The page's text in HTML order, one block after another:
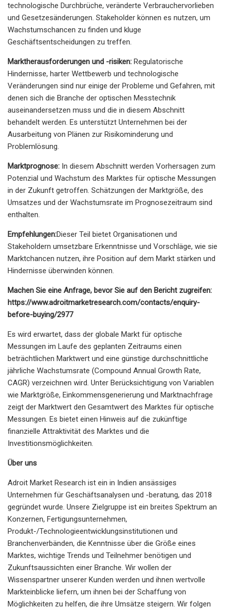
technologische Durchbrüche, veränderte Verbrauchervorlieben
und Gesetzesänderungen. Stakeholder können es nutzen, um
Wachstumschancen zu finden und kluge
Geschäftsentscheidungen zu treffen.
Marktherausforderungen und -risiken: Regulatorische
Hindernisse, harter Wettbewerb und technologische
Veränderungen sind nur einige der Probleme und Gefahren, mit
denen sich die Branche der optischen Messtechnik
auseinandersetzen muss und die in diesem Abschnitt
behandelt werden. Es unterstützt Unternehmen bei der
Ausarbeitung von Plänen zur Risikominderung und
Problemlösung.
Marktprognose: In diesem Abschnitt werden Vorhersagen zum
Potenzial und Wachstum des Marktes für optische Messungen
in der Zukunft getroffen. Schätzungen der Marktgröße, des
Umsatzes und der Wachstumsrate im Prognosezeitraum sind
enthalten.
Empfehlungen:Dieser Teil bietet Organisationen und
Stakeholdern umsetzbare Erkenntnisse und Vorschläge, wie sie
Marktchancen nutzen, ihre Position auf dem Markt stärken und
Hindernisse überwinden können.
Machen Sie eine Anfrage, bevor Sie auf den Bericht zugreifen:
https://www.adroitmarketresearch.com/contacts/enquiry-
before-buying/2977
Es wird erwartet, dass der globale Markt für optische
Messungen im Laufe des geplanten Zeitraums einen
beträchtlichen Marktwert und eine günstige durchschnittliche
jährliche Wachstumsrate (Compound Annual Growth Rate,
CAGR) verzeichnen wird. Unter Berücksichtigung von Variablen
wie Marktgröße, Einkommensgenerierung und Marktnachfrage
zeigt der Marktwert den Gesamtwert des Marktes für optische
Messungen. Es bietet einen Hinweis auf die zukünftige
finanzielle Attraktivität des Marktes und die
Investitionsmöglichkeiten.
Über uns
Adroit Market Research ist ein in Indien ansässiges
Unternehmen für Geschäftsanalysen und -beratung, das 2018
gegründet wurde. Unsere Zielgruppe ist ein breites Spektrum an
Konzernen, Fertigungsunternehmen,
Produkt-/Technologieentwicklungsinstitutionen und
Branchenverbänden, die Kenntnisse über die Größe eines
Marktes, wichtige Trends und Teilnehmer benötigen und
Zukunftsaussichten einer Branche. Wir wollen der
Wissenspartner unserer Kunden werden und ihnen wertvolle
Markteinblicke liefern, um ihnen bei der Schaffung von
Möglichkeiten zu helfen, die ihre Umsätze steigern. Wir folgen